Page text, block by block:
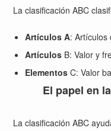
La clasificación ABC
Artículos A: Artículos
Artículos B: Valor y
Elementos C: Valor
El papel en
La clasificación ABC